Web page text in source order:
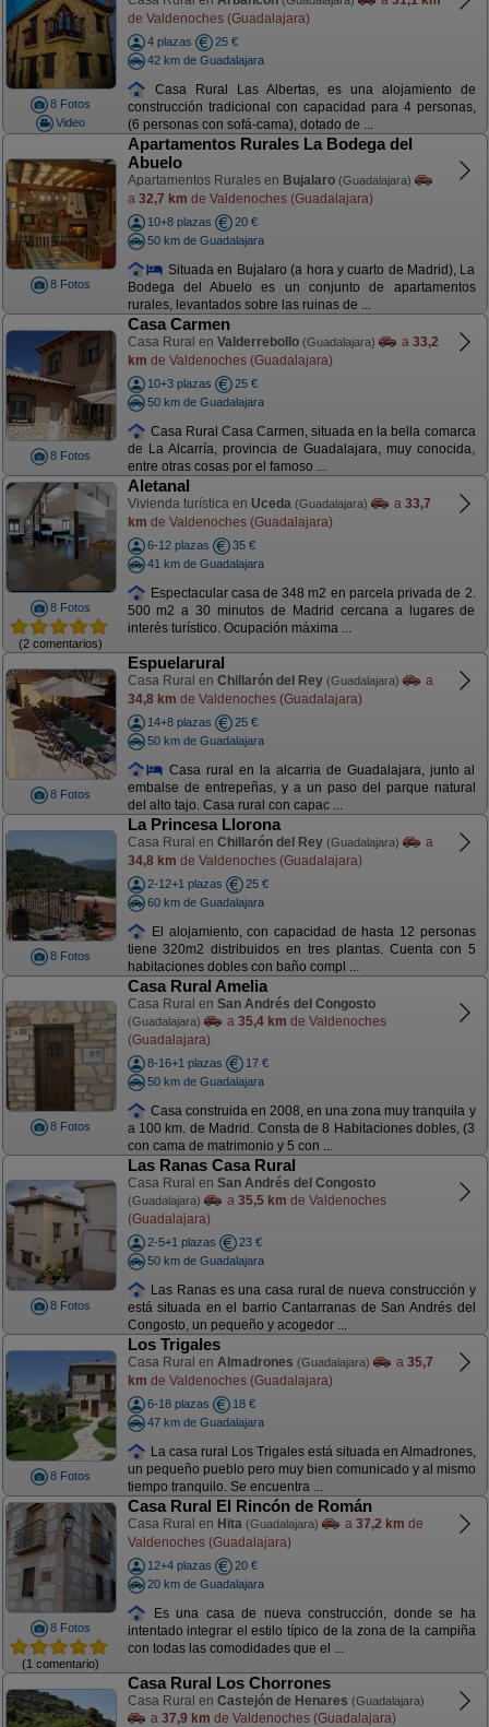
8 Fotos
Video
de Valdenoches (Guadalajara)
4 plazas
25 €
42 km de Guadalajara
Casa Rural Las Albertas, es una alojamiento de
construcción tradicional con capacidad para 4 personas,
(6 personas con sofá-cama), dotado de ...
8 Fotos
Apartamentos Rurales La Bodega del
Abuelo
Apartamentos Rurales en Bujalaro (Guadalajara)
a 32,7 km de Valdenoches (Guadalajara)
10+8 plazas
20 €
50 km de Guadalajara
Situada en Bujalaro (a hora y cuarto de Madrid), La
Bodega del Abuelo es un conjunto de apartamentos
rurales, levantados sobre las ruinas de ...
8 Fotos
Casa Carmen
Casa Rural en Valderrebollo (Guadalajara) a 33,2
km de Valdenoches (Guadalajara)
10+3 plazas
25 €
50 km de Guadalajara
Casa Rural Casa Carmen, situada en la bella comarca
de La Alcarría, provincia de Guadalajara, muy conocida,
entre otras cosas por el famoso ...
8 Fotos
(2 comentarios)
Aletanal
Vivienda turística en Uceda (Guadalajara) a 33,7
km de Valdenoches (Guadalajara)
6-12 plazas
35 €
41 km de Guadalajara
Espectacular casa de 348 m2 en parcela privada de 2.
500 m2 a 30 minutos de Madrid cercana a lugares de
interés turístico. Ocupación máxima ...
8 Fotos
Espuelarural
Casa Rural en Chillarón del Rey (Guadalajara)
a
34,8 km de Valdenoches (Guadalajara)
14+8 plazas
25 €
50 km de Guadalajara
Casa rural en la alcarria de Guadalajara, junto al
embalse de entrepeñas, y a un paso del parque natural
del alto tajo. Casa rural con capac ...
8 Fotos
La Princesa Llorona
Casa Rural en Chillarón del Rey (Guadalajara)
a
34,8 km de Valdenoches (Guadalajara)
2-12+1 plazas
25 €
60 km de Guadalajara
El alojamiento, con capacidad de hasta 12 personas
tiene 320m2 distribuidos en tres plantas. Cuenta con 5
habitaciones dobles con baño compl ...
8 Fotos
Casa Rural Amelia
Casa Rural en San Andrés del Congosto
(Guadalajara) a 35,4 km de Valdenoches
(Guadalajara)
8-16+1 plazas
17 €
50 km de Guadalajara
Casa construida en 2008, en una zona muy tranquila y
a 100 km. de Madrid. Consta de 8 Habitaciones dobles, (3
con cama de matrimonio y 5 con ...
8 Fotos
Las Ranas Casa Rural
Casa Rural en San Andrés del Congosto
(Guadalajara) a 35,5 km de Valdenoches
(Guadalajara)
2-5+1 plazas
23 €
50 km de Guadalajara
Las Ranas es una casa rural de nueva construcción y
está situada en el barrio Cantarranas de San Andrés del
Congosto, un pequeño y acogedor ...
8 Fotos
Los Trigales
Casa Rural en Almadrones (Guadalajara) a 35,7
km de Valdenoches (Guadalajara)
6-18 plazas
18 €
47 km de Guadalajara
La casa rural Los Trigales está situada en Almadrones,
un pequeño pueblo pero muy bien comunicado y al mismo
tiempo tranquilo. Se encuentra ...
8 Fotos
(1 comentario)
Casa Rural El Rincón de Román
Casa Rural en Hita (Guadalajara) a 37,2 km de
Valdenoches (Guadalajara)
12+4 plazas
20 €
20 km de Guadalajara
Es una casa de nueva construcción, donde se ha
intentado integrar el estilo típico de la zona de la campiña
con todas las comodidades que el ...
Casa Rural Los Chorrones
Casa Rural en Castejón de Henares (Guadalajara)
a 37,9 km de Valdenoches (Guadalajara)